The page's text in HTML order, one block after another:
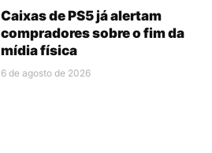
Caixas de PS5 já alertam
compradores sobre o fim da
mídia física
6 de agosto de 2026